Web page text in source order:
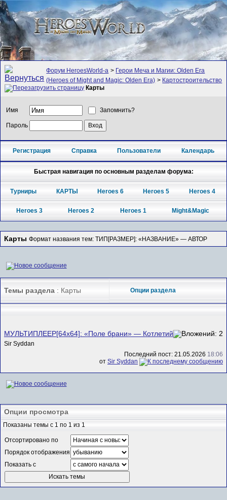
Форум HeroesWorld-а > Герои Меча и Магии: Olden Era
(Heroes of Might and Magic: Olden Era) > Картостроительство
Карты
Имя Запомнить?
Пароль
Регистрация Справка Пользователи Календарь
Быстрая навигация по основным разделам форума:
Турниры КАРТЫ Heroes 6 Heroes 5 Heroes 4
Heroes 3 Heroes 2 Heroes 1 Might&Magic
Карты Формат названия тем: ТИП[РАЗМЕР]: «НАЗВАНИЕ» — АВТОР
Темы раздела : Карты Опции раздела
МУЛЬТИПЛЕЕР[64x64]: «Поле брани» — Котлетий
Sir Syddan
Последний пост: 21.05.2026 18:06
от Sir Syddan
Опции просмотра
Показаны темы с 1 по 1 из 1
Отсортировано по
Порядок отображения
Показать с